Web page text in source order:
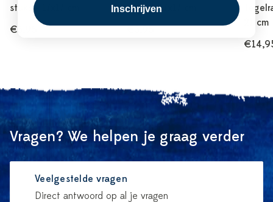
stuks - 17x17 cm
€3,95
stuks - 17x17 cm
21 cm
Vragen? We helpen je graag verder
Veelgestelde vragen
Direct antwoord op al je vragen
Inschrijven